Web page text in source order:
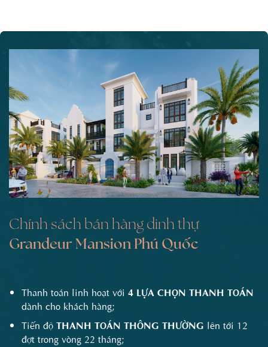
Chính sách bán hàng dinh thự
Grandeur Mansion Phú Quốc
Thanh toán linh hoạt với 4 LỰA CHỌN THANH TOÁN
dành cho khách hàng;
Tiến độ THANH TOÁN THÔNG THƯỜNG lên tới 12
đợt trong vòng 22 tháng;